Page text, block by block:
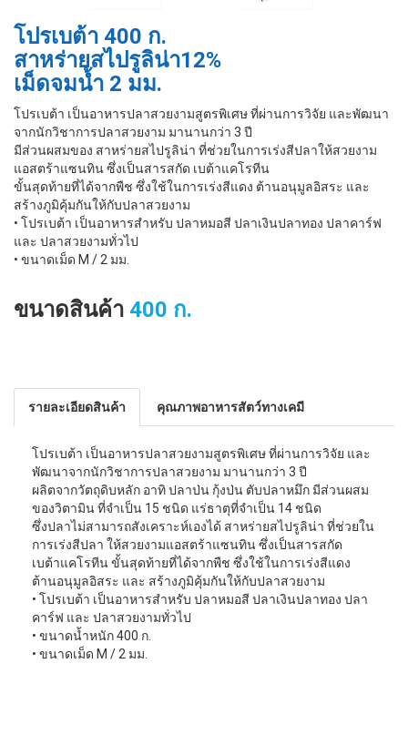
โปรเบต้า 400 ก.
สาหร่ายสไปรูลิน่า12%
เม็ดจมนํ้า 2 มม.
โปรเบต้า เป็นอาหารปลาสวยงามสูตรพิเศษ ที่ผ่านการวิจัย และพัฒนา
จากนักวิชาการปลาสวยงาม มานานกว่า 3 ปี
มีส่วนผสมของ สาหร่ายสไปรูลิน่า ที่ช่วยในการเร่งสีปลาให้สวยงาม
แอสตร้าแซนทิน ซึ่งเป็นสารสกัด เบต้าแคโรทีน
ขั้นสุดท้ายที่ได้จากพืช ซึ่งใช้ในการเร่งสีแดง ต้านอนุมูลอิสระ และ
สร้างภูมิคุ้มกันให้กับปลาสวยงาม
• โปรเบต้า เป็นอาหารสำหรับ ปลาหมอสี ปลาเงินปลาทอง ปลาคาร์ฟ
และ ปลาสวยงามทั่วไป
• ขนาดเม็ด M / 2 มม.
ขนาดสินค้า 400 ก.
รายละเอียดสินค้า คุณภาพอาหารสัตว์ทางเคมี
โปรเบต้า เป็นอาหารปลาสวยงามสูตรพิเศษ ที่ผ่านการวิจัย และ
พัฒนาจากนักวิชาการปลาสวยงาม มานานกว่า 3 ปี
ผลิตจากวัตถุดิบหลัก อาทิ ปลาป่น กุ้งป่น ตับปลาหมึก มีส่วนผสม
ของวิตามิน ที่จำเป็น 15 ชนิด แร่ธาตุที่จำเป็น 14 ชนิด
ซึ่งปลาไม่สามารถสังเคราะห์เองได้ สาหร่ายสไปรูลิน่า ที่ช่วยใน
การเร่งสีปลา ให้สวยงามแอสตร้าแซนทิน ซึ่งเป็นสารสกัด
เบต้าแคโรทีน ขั้นสุดท้ายที่ได้จากพืช ซึ่งใช้ในการเร่งสีแดง
ต้านอนุมูลอิสระ และ สร้างภูมิคุ้มกันให้กับปลาสวยงาม
• โปรเบต้า เป็นอาหารสำหรับ ปลาหมอสี ปลาเงินปลาทอง ปลา
คาร์ฟ และ ปลาสวยงามทั่วไป
• ขนาดนํ้าหนัก 400 ก.
• ขนาดเม็ด M / 2 มม.